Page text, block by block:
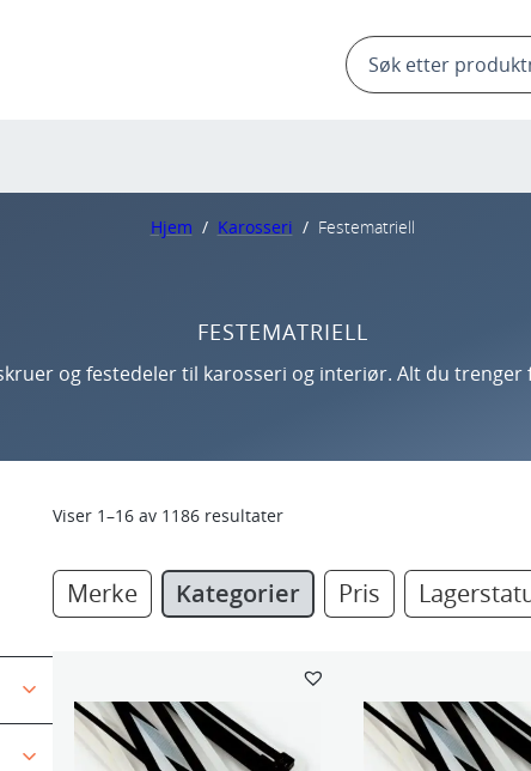
Products
search
Hjem / Karosseri / Festematriell
FESTEMATRIELL
og festedeler til karosseri og interiør. Alt du
Viser 1–16 av 1186 resultater
Merke Kategorier Pris